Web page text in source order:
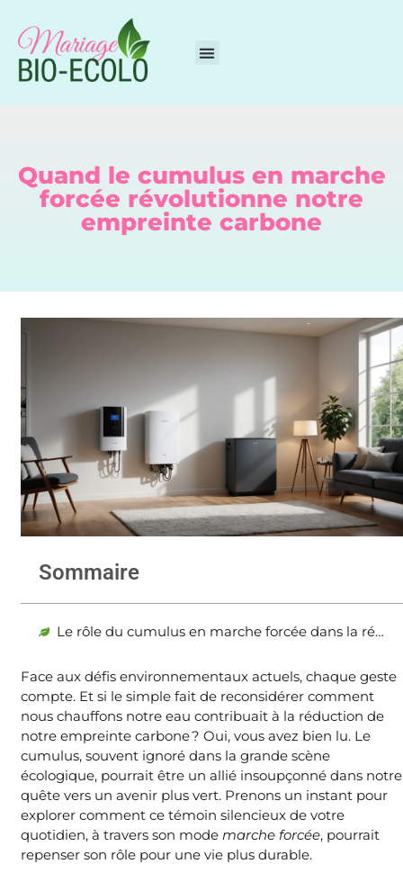
Quand le cumulus en marche
forcée révolutionne notre
empreinte carbone
Sommaire
Le rôle du cumulus en marche forcée dans la réduction de l’empreinte carbone
Face aux défis environnementaux actuels, chaque geste
compte. Et si le simple fait de reconsidérer comment
nous chauffons notre eau contribuait à la réduction de
notre empreinte carbone ? Oui, vous avez bien lu. Le
cumulus, souvent ignoré dans la grande scène
écologique, pourrait être un allié insoupçonné dans notre
quête vers un avenir plus vert. Prenons un instant pour
explorer comment ce témoin silencieux de votre
quotidien, à travers son mode marche forcée, pourrait
repenser son rôle pour une vie plus durable.